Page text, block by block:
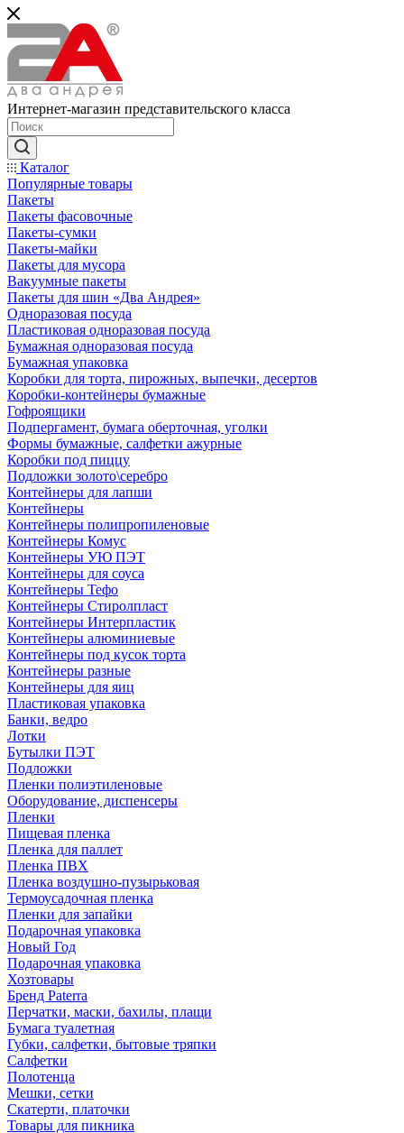
Интернет-магазин представительского класса
Каталог
Популярные товары
Пакеты
Пакеты фасовочные
Пакеты-сумки
Пакеты-майки
Пакеты для мусора
Вакуумные пакеты
Пакеты для шин «Два Андрея»
Одноразовая посуда
Пластиковая одноразовая посуда
Бумажная одноразовая посуда
Бумажная упаковка
Коробки для торта, пирожных, выпечки, десертов
Коробки-контейнеры бумажные
Гофроящики
Подпергамент, бумага оберточная, уголки
Формы бумажные, салфетки ажурные
Коробки под пиццу
Подложки золото\серебро
Контейнеры для лапши
Контейнеры
Контейнеры полипропиленовые
Контейнеры Комус
Контейнеры УЮ ПЭТ
Контейнеры для соуса
Контейнеры Тефо
Контейнеры Стиролпласт
Контейнеры Интерпластик
Контейнеры алюминиевые
Контейнеры под кусок торта
Контейнеры разные
Контейнеры для яиц
Пластиковая упаковка
Банки, ведро
Лотки
Бутылки ПЭТ
Подложки
Пленки полиэтиленовые
Оборудование, диспенсеры
Пленки
Пищевая пленка
Пленка для паллет
Пленка ПВХ
Пленка воздушно-пузырьковая
Термоусадочная пленка
Пленки для запайки
Подарочная упаковка
Новый Год
Подарочная упаковка
Хозтовары
Бренд Paterra
Перчатки, маски, бахилы, плащи
Бумага туалетная
Губки, салфетки, бытовые тряпки
Салфетки
Полотенца
Мешки, сетки
Скатерти, платочки
Товары для пикника